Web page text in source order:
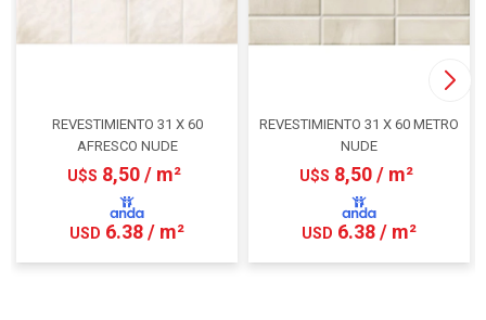
REVESTIMIENTO 31 X 60
AFRESCO NUDE
U$S 8,50 / m²
USD 6.38 / m²
REVESTIMIENTO 31 X 60 METRO
NUDE
U$S 8,50 / m²
USD 6.38 / m²